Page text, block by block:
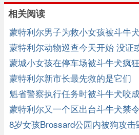
相关阅读
蒙特利尔男子为救小女孩被斗牛
蒙特利尔动物巡查今天开始 没证
蒙城小女孩在停车场被斗牛犬疯
蒙特利尔新市长最先救的是它们
魁省警察执行任务时被斗牛犬咬
蒙特利尔又一个区出台斗牛犬禁令
8岁女孩Brossard公园内被狗攻